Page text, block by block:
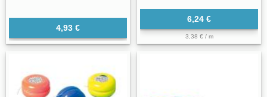
4,93 €
6,24 €
3,38 € / m